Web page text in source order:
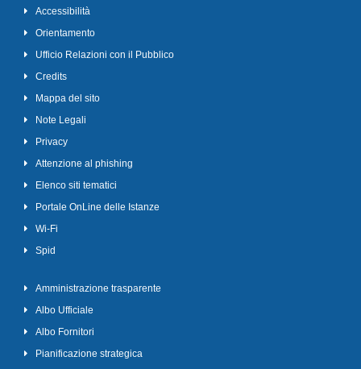
Accessibilità
Orientamento
Ufficio Relazioni con il Pubblico
Credits
Mappa del sito
Note Legali
Privacy
Attenzione al phishing
Elenco siti tematici
Portale OnLine delle Istanze
Wi-Fi
Spid
Amministrazione trasparente
Albo Ufficiale
Albo Fornitori
Pianificazione strategica